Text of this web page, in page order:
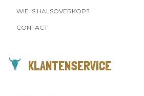
WIE IS HALSOVERKOP?
CONTACT
KLANTENSERVICE